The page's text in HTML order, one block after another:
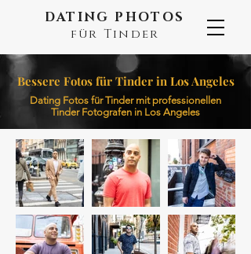
DATING PHOTOS
für Tinder
Bessere Fotos für Tinder in Los Angeles
Dating Fotos für Tinder mit professionellen
Tinder Fotografen in Los Angeles